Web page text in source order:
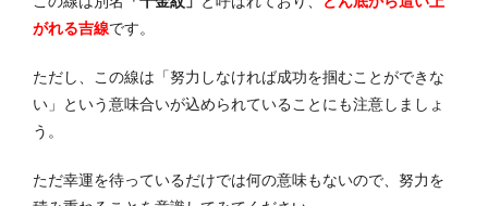
がれる吉線です。
ただし、この線は「努力しなければ成功を掴むことができな
い」という意味合いが込められていることにも注意しましょ
う。
ただ幸運を待っているだけでは何の意味もないので、努力を